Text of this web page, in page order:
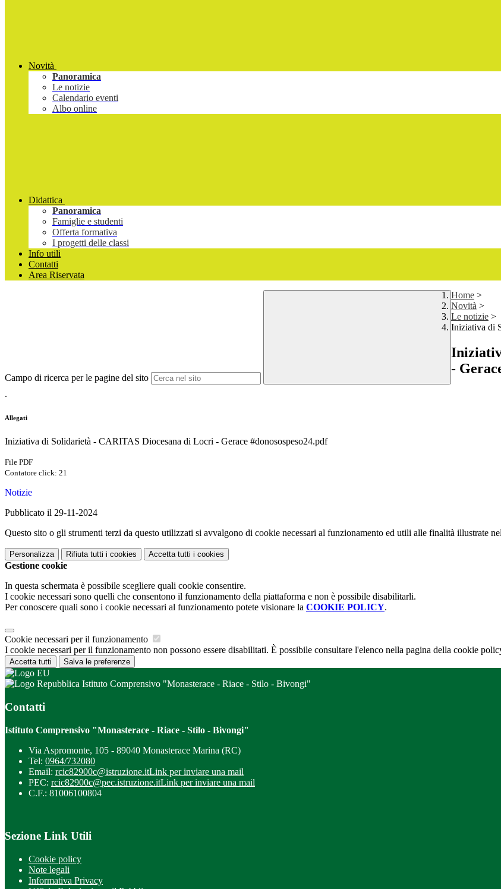
Novità
Panoramica
Le notizie
Calendario eventi
Albo online
Didattica
Panoramica
Famiglie e studenti
Offerta formativa
I progetti delle classi
Info utili
Contatti
Area Riservata
Campo di ricerca per le pagine del sito
Home >
Novità >
Le notizie >
Iniziativa di
-
.
Allegati
Iniziativa di Solidarietà - CARITAS Diocesana di Locri - Gerace #donosospeso24.pdf
File PDF
Contatore click: 21
Notizie
Pubblicato il 29-11-2024
Questo sito o gli strumenti terzi da questo utilizzati si avvalgono di cookie necessari al funzionamento ed utili alle finalità illustrate
Personalizza Rifiuta tutti i cookies Accetta tutti i cookies
Gestione cookie
In questa schermata è possibile scegliere quali cookie consentire.
I cookie necessari sono quelli che consentono il funzionamento della piattaforma e non è possibile disabilitarli.
Per conoscere quali sono i cookie necessari al funzionamento potete visionare la COOKIE POLICY.
Cookie necessari per il funzionamento
I cookie necessari per il funzionamento non possono essere disabilitati. È possibile consultare l'elenco nella pagina della cookie
Accetta tutti Salva le preferenze
Istituto Comprensivo "Monasterace - Riace - Stilo - Bivongi"
Contatti
Istituto Comprensivo "Monasterace - Riace - Stilo - Bivongi"
Via Aspromonte, 105 - 89040 Monasterace Marina (RC)
Tel: 0964/732080
Email: rcic82900c@istruzione.itLink per inviare una mail
PEC: rcic82900c@pec.istruzione.itLink per inviare una mail
C.F.: 81006100804
Sezione Link Utili
Cookie policy
Note legali
Informativa Privacy